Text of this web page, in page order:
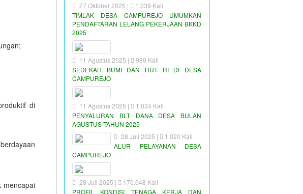
di
mencapai
27 Oktober 2025 |
1.039 Kali
TIMLAK DESA CAMPUREJO UMUMKAN
PENDAFTARAN LELANG PEKERJAAN BKKD
2025
11 Agustus 2025 |
989 Kali
SEDEKAH BUMI DAN HUT RI DI DESA
CAMPUREJO
11 Agustus 2025 |
1.034 Kali
PENYALURAN BLT DANA DESA BULAN
AGUSTUS TAHUN 2025
28 Juli 2025 |
1.020 Kali
ALUR PELAYANAN DESA
CAMPUREJO
28 Juli 2025 |
170.648 Kali
PROFIL KONDISI TENAGA KERJA DAN